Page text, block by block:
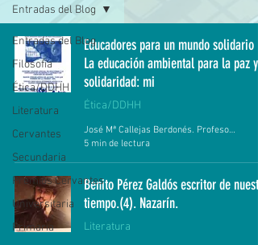
Entradas del Blog
Filosofía
Ética/DDHH
Literatura
Cervantes
Secundaria
Premios Cervantes
Universitaria
Primaria
Entradas del Blog
Educadores para un mundo solidario
La educación ambiental para la paz y
solidaridad: mi
Ética/DDHH
José Mª Callejas Berdonés. Profesor emérito de
5 min de lectura
Benito Pérez Galdós escritor de
tiempo.(4). Nazarín.
Literatura